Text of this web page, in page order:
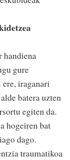
handiena
gure
iraganari
batera uzten
egiten da.
hogeiren bat
dago.
traumatikoa